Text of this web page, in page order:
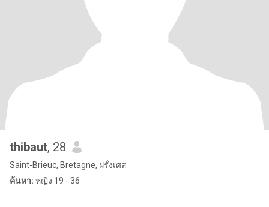
thibaut, 28
Saint-Brieuc, Bretagne, ฝรั่งเศส
ค้นหา: หญิง 19 - 36